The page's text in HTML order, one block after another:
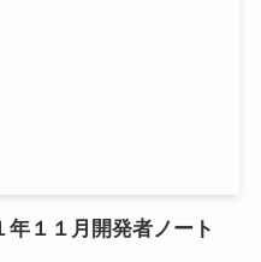
年１１月開発者ノート